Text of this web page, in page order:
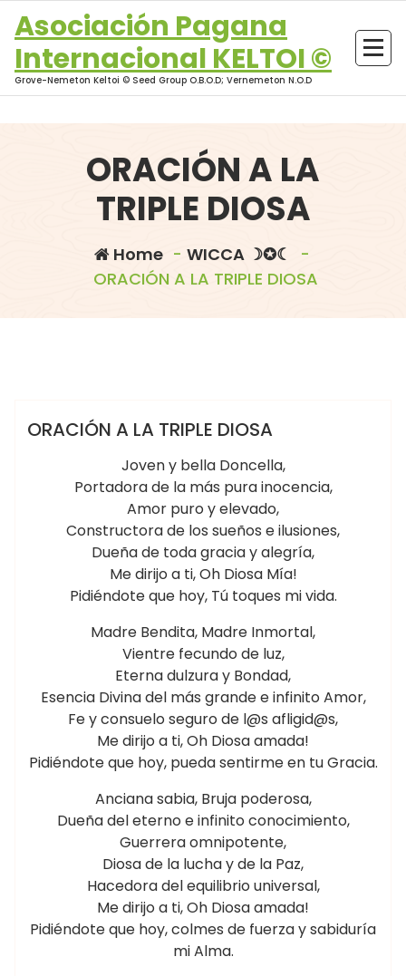
content
Asociación Pagana
Internacional KELTOI ©
Grove-Nemeton Keltoi © Seed Group O.B.O.D; Vernemeton N.O.D
ORACIÓN A LA
TRIPLE DIOSA
Home- WICCA ☽✪☾
-
ORACIÓN A LA TRIPLE DIOSA
WICCA ☽✪☾
ORACIÓN A LA TRIPLE DIOSA
Joven y bella Doncella,
Portadora de la más pura inocencia,
Amor puro y elevado,
Constructora de los sueños e ilusiones,
Dueña de toda gracia y alegría,
Me dirijo a ti, Oh Diosa Mía!
Pidiéndote que hoy, Tú toques mi vida.
Madre Bendita, Madre Inmortal,
Vientre fecundo de luz,
Eterna dulzura y Bondad,
Esencia Divina del más grande e infinito Amor,
Fe y consuelo seguro de l@s afligid@s,
Me dirijo a ti, Oh Diosa amada!
Pidiéndote que hoy, pueda sentirme en tu Gracia.
Anciana sabia, Bruja poderosa,
Dueña del eterno e infinito conocimiento,
Guerrera omnipotente,
Diosa de la lucha y de la Paz,
Hacedora del equilibrio universal,
Me dirijo a ti, Oh Diosa amada!
Pidiéndote que hoy, colmes de fuerza y sabiduría
mi Alma.